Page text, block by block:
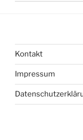
Kontakt
Impressum